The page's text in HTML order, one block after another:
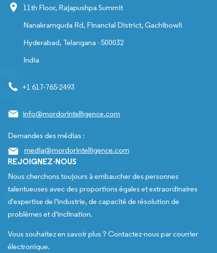
11th Floor, Rajapushpa Summit
Nanakramguda Rd, Financial District, Gachibowli
Hyderabad, Telangana - 500032
India
+1 617-765-2493
info@mordorintelligence.com
Demandes des médias :
media@mordorintelligence.com
REJOIGNEZ-NOUS
Nous cherchons toujours à embaucher des personnes
talentueuses avec des proportions égales et extraordinaires
d'expertise de l'industrie, de capacité de résolution de
problèmes et d'inclination.
Vous souhaitez en savoir plus ? Contactez-nous par courrier
électronique.